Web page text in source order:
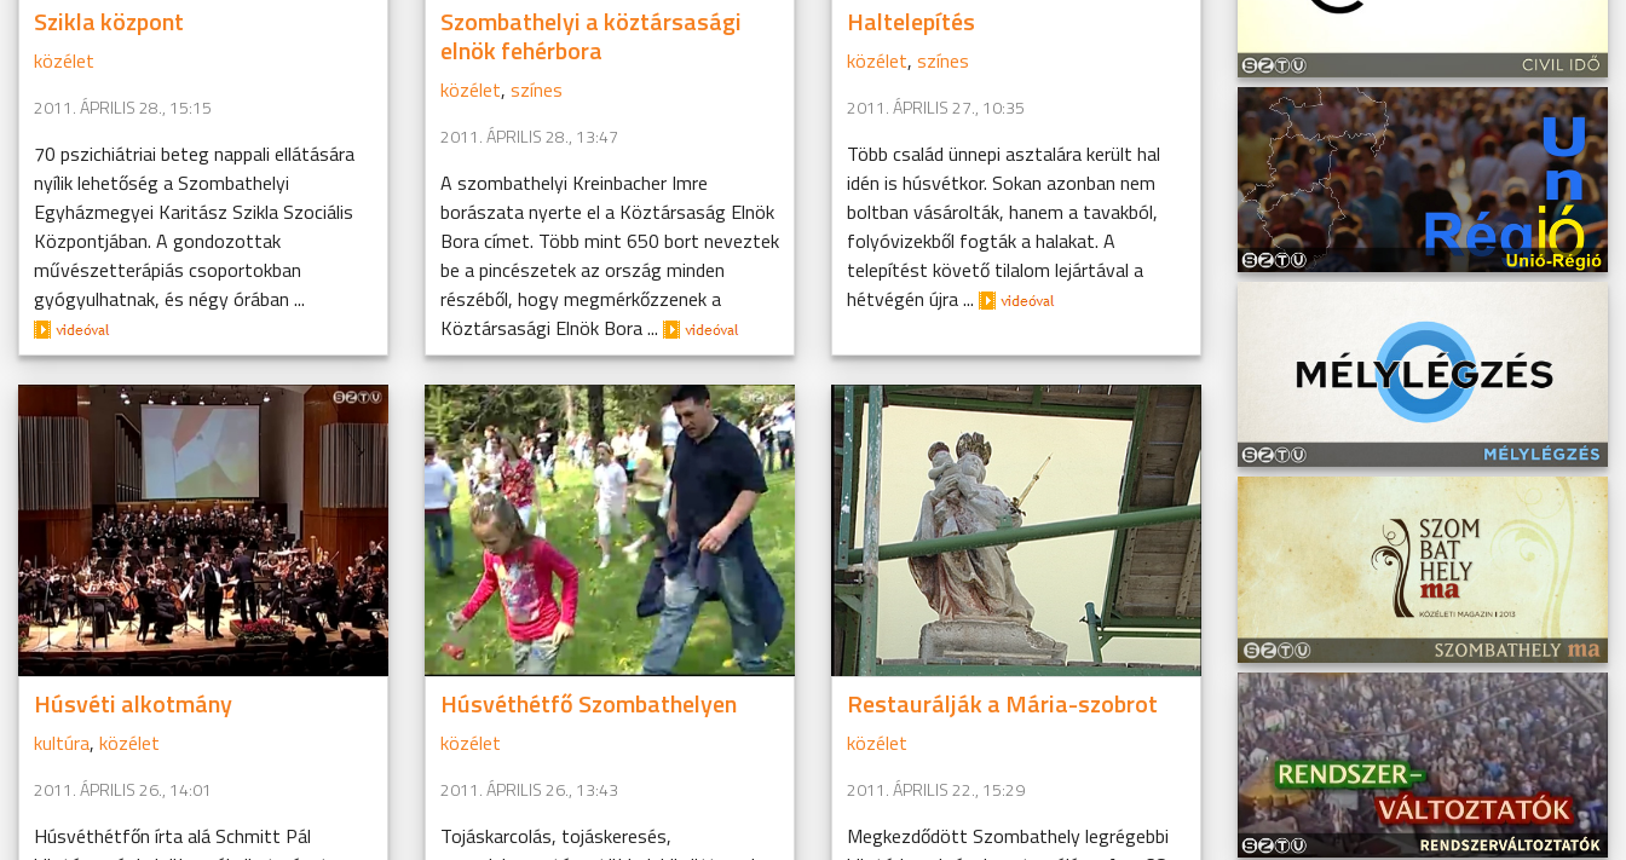
Szikla központ
közélet
2011. ÁPRILIS 28., 15:15
70 pszichiátriai beteg nappali ellátására
nyílik lehetőség a Szombathelyi
Egyházmegyei Karitász Szikla Szociális
Központjában. A gondozottak
művészetterápiás csoportokban
gyógyulhatnak, és négy órában ...
Szombathelyi a köztársasági
elnök fehérbora
közélet, színes
2011. ÁPRILIS 28., 13:47
A szombathelyi Kreinbacher Imre
borászata nyerte el a Köztársaság Elnök
Bora címet. Több mint 650 bort neveztek
be a pincészetek az ország minden
részéből, hogy megmérkőzzenek a
Köztársasági Elnök Bora ...
Haltelepítés
közélet, színes
2011. ÁPRILIS 27., 10:35
Több család ünnepi asztalára került hal
idén is húsvétkor. Sokan azonban nem
boltban vásárolták, hanem a tavakból,
folyóvizekből fogták a halakat. A
telepítést követő tilalom lejártával a
hétvégén újra ...
Húsvéti alkotmány
kultúra, közélet
2011. ÁPRILIS 26., 14:01
Húsvéthétfőn írta alá Schmitt Pál
Húsvéthétfő Szombathelyen
közélet
2011. ÁPRILIS 26., 13:43
Tojáskarcolás, tojáskeresés,
Restaurálják a Mária-szobrot
közélet
2011. ÁPRILIS 22., 15:29
Megkezdődött Szombathely legrégebbi